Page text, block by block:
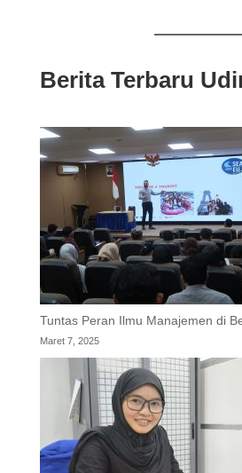
Berita Terbaru
Tuntas Peran Ilmu Manajemen di
Maret 7, 2025